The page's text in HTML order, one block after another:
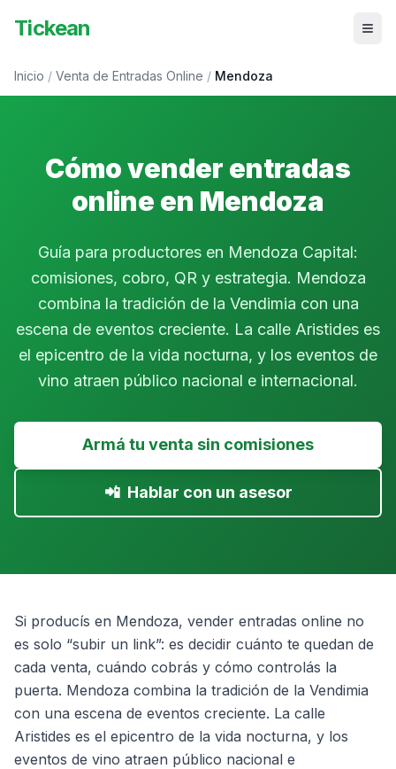
Tickean
Inicio / Venta de Entradas Online / Mendoza
Cómo vender entradas
online en Mendoza
Guía para productores en Mendoza Capital:
comisiones, cobro, QR y estrategia. Mendoza
combina la tradición de la Vendimia con una
escena de eventos creciente. La calle Aristides es
el epicentro de la vida nocturna, y los eventos de
vino atraen público nacional e internacional.
Armá tu venta sin comisiones
📲 Hablar con un asesor
Si producís en Mendoza, vender entradas online no
es solo “subir un link”: es decidir cuánto te quedan de
cada venta, cuándo cobrás y cómo controlás la
puerta. Mendoza combina la tradición de la Vendimia
con una escena de eventos creciente. La calle
Aristides es el epicentro de la vida nocturna, y los
eventos de vino atraen público nacional e